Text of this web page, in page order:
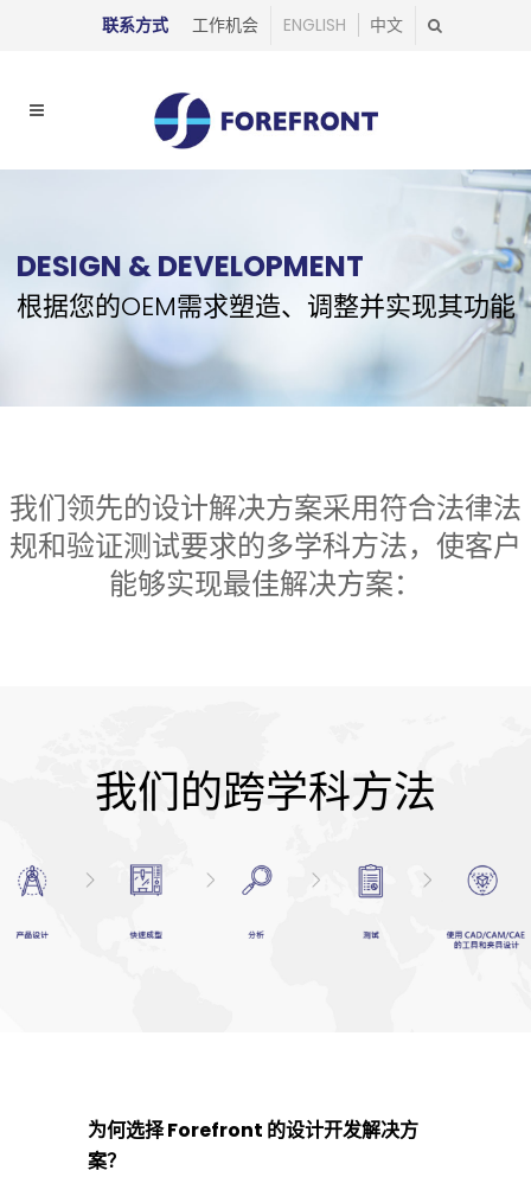
联系方式 工作机会 ENGLISH 中文
DESIGN & DEVELOPMENT
根据您的OEM需求塑造、调整并实现其功能
我们领先的设计解决方案采用符合法律法
规和验证测试要求的多学科方法，使客户
能够实现最佳解决方案：
我们的跨学科方法
为何选择 Forefront 的设计开发解决方
案？